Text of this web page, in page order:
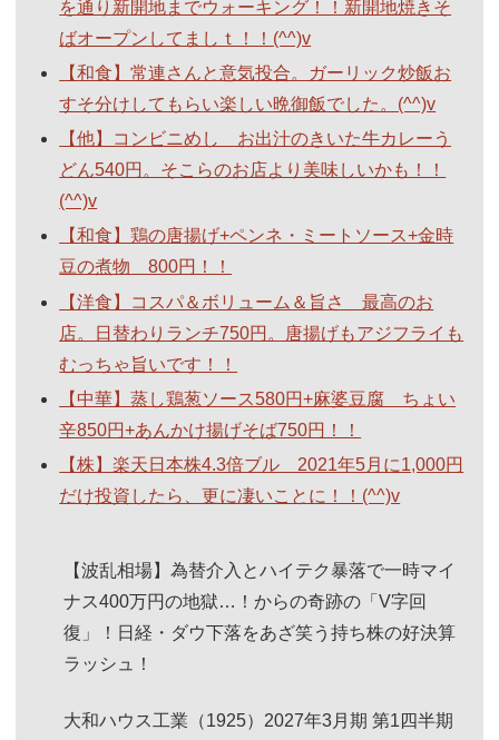
を通り新開地までウォーキング！！新開地焼きそ
ばオープンしてましｔ！！(^^)v
【和食】常連さんと意気投合。ガーリック炒飯お
すそ分けしてもらい楽しい晩御飯でした。(^^)v
【他】コンビニめし お出汁のきいた牛カレーう
どん540円。そこらのお店より美味しいかも！！
(^^)v
【和食】鶏の唐揚げ+ペンネ・ミートソース+金時
豆の煮物 800円！！
【洋食】コスパ＆ボリューム＆旨さ 最高のお
店。日替わりランチ750円。唐揚げもアジフライも
むっちゃ旨いです！！
【中華】蒸し鶏葱ソース580円+麻婆豆腐 ちょい
辛850円+あんかけ揚げそば750円！！
【株】楽天日本株4.3倍ブル 2021年5月に1,000円
だけ投資したら、更に凄いことに！！(^^)v
【波乱相場】為替介入とハイテク暴落で一時マイ
ナス400万円の地獄…！からの奇跡の「V字回
復」！日経・ダウ下落をあざ笑う持ち株の好決算
ラッシュ！
大和ハウス工業（1925）2027年3月期 第1四半期